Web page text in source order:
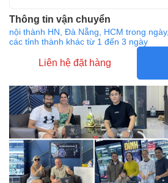
Thông tin vận chuyển
nội thành HN, Đà Nẵng, HCM trong ngày,
các tỉnh thành khác từ 1 đến 3 ngày
Liên hệ đặt hàng